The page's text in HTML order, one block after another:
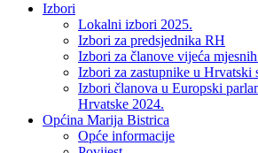
Izbori
Lokalni izbori 2025.
Izbori za predsjednika RH
Izbori za članove vijeća
Izbori za zastupnike u Hrvatski
Izbori članova u Europski
Hrvatske 2024.
Općina Marija Bistrica
Opće informacije